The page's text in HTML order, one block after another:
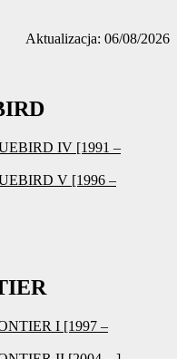
Aktualizacja: 06/08/2026
IV [1991 –
V [1996 –
I [1997 –